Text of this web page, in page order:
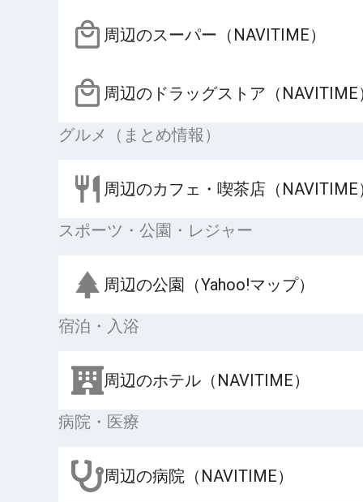
周辺のスーパー（NAVITIME）
周辺のドラッグストア（NAVITIME
グルメ（まとめ情報）
周辺のカフェ・喫茶店（NAVITIME
スポーツ・公園・レジャー
周辺の公園（Yahoo!マップ）
宿泊・入浴
周辺のホテル（NAVITIME）
病院・医療
周辺の病院（NAVITIME）